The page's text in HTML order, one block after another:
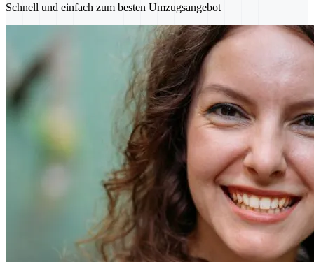
Schnell und einfach zum besten Umzugsangebot